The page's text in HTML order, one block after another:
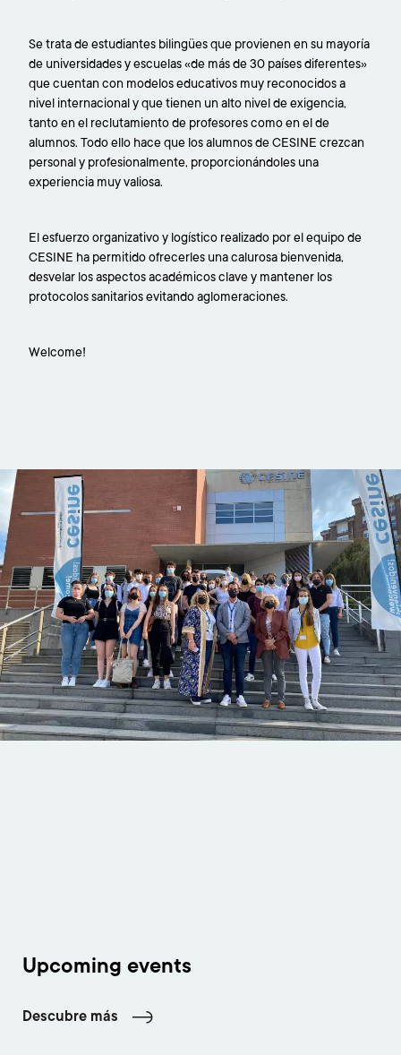
Se trata de estudiantes bilingües que provienen en su mayoría
de universidades y escuelas «de más de 30 países diferentes»
que cuentan con modelos educativos muy reconocidos a
nivel internacional y que tienen un alto nivel de exigencia,
tanto en el reclutamiento de profesores como en el de
alumnos. Todo ello hace que los alumnos de CESINE crezcan
personal y profesionalmente, proporcionándoles una
experiencia muy valiosa.
El esfuerzo organizativo y logístico realizado por el equipo de
CESINE ha permitido ofrecerles una calurosa bienvenida,
desvelar los aspectos académicos clave y mantener los
protocolos sanitarios evitando aglomeraciones.
Welcome!
Upcoming events
Descubre más